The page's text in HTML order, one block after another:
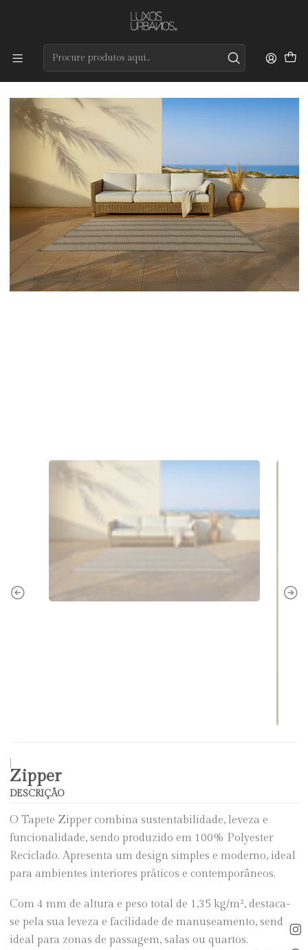
Preços de qualidade e entrega rápida
Zipper
DESCRIÇÃO
O Tapete Zipper combina sustentabilidade, leveza e
funcionalidade, sendo produzido em 100% Polyester
Reciclado. Apresenta um design simples e moderno, ideal
para ambientes interiores práticos e contemporâneos.
Com 4 mm de altura e peso total de 1,35 kg/m², destaca-
se pela sua leveza e facilidade de manuseamento, sendo
ideal para zonas de passagem, salas ou quartos.